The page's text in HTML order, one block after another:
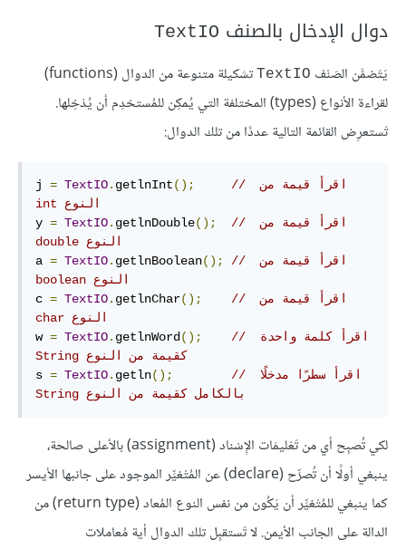
دوال الإدخال بالصنف TextIO
يَتَضمَّن الصَنْف TextIO
تشكيلة متنوعة من الدوال (functions)
لقراءة الأنواع (types) المختلفة التي يُمكِن للمُستخدِم أن يُدْخِلها.
تَستعرِض القائمة التالية عددًا من تلك الدوال:
j = TextIO. getlnInt();
// ‫اقرأ قيمة من
النوع int
y = TextIO. getlnDouble();
// ‫اقرأ قيمة من
النوع double
a = TextIO. getlnBoolean();
// ‫اقرأ قيمة من
النوع boolean
c = TextIO. getlnChar();
// ‫اقرأ قيمة من
النوع char
w = TextIO. getlnWord();
// ‫اقرأ كلمة واحدة
كقيمة من النوع String
s = TextIO. getln();
// ‫اقرأ سطرًا مدخلًا
بالكامل كقيمة من النوع String
لكي تُصبِح أي من تَعْليمَات الإِسْناد (assignment) بالأعلى صالحة،
ينبغي أولًا أن تُصرِّح (declare) عن المُتْغيِّر الموجود على جانبها الأيسر
كما ينبغي للمُتْغيِّر أن يَكُون من نفس النوع المُعاد (return type) من
الدالة على الجانب الأيمن. لا تَستقبِل تلك الدوال أية مُعاملات